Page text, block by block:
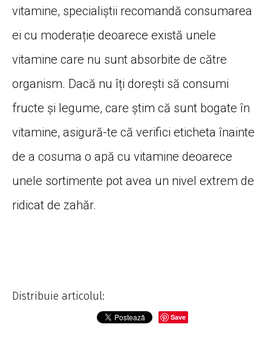
vitamine, specialiștii recomandă consumarea
ei cu moderație deoarece există unele
vitamine care nu sunt absorbite de către
organism. Dacă nu îți dorești să consumi
fructe și legume, care știm că sunt bogate în
vitamine, asigură-te că verifici eticheta înainte
de a cosuma o apă cu vitamine deoarece
unele sortimente pot avea un nivel extrem de
ridicat de zahăr.
Distribuie articolul:
Save